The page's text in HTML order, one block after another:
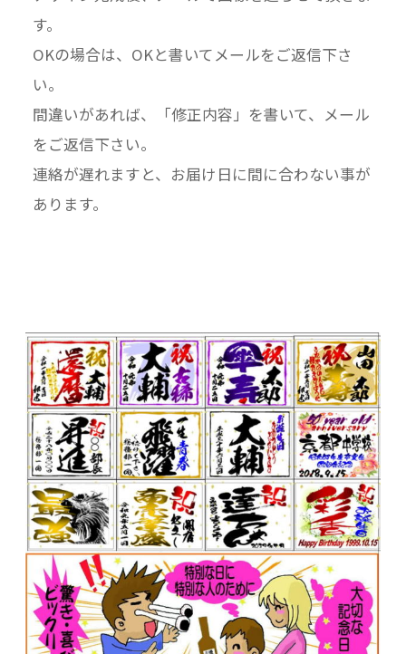
す。
OKの場合は、OKと書いてメールをご返信下さ
い。
間違いがあれば、「修正内容」を書いて、メール
をご返信下さい。
連絡が遅れますと、お届け日に間に合わない事が
あります。